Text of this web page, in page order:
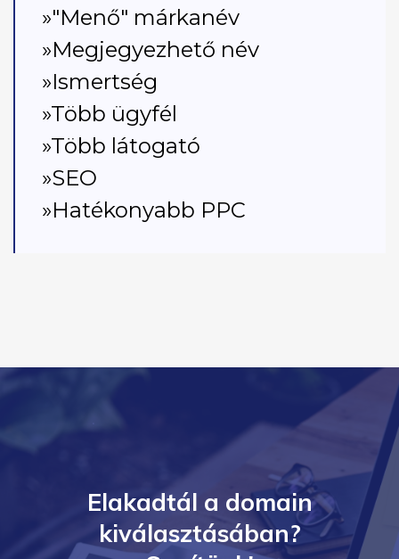
»"Menő" márkanév
»Megjegyezhető név
»Ismertség
»Több ügyfél
»Több látogató
»SEO
»Hatékonyabb PPC
Elakadtál a domain
kiválasztásában?